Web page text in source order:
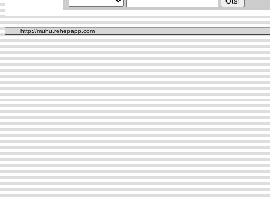
http://muhu.rehepapp.com